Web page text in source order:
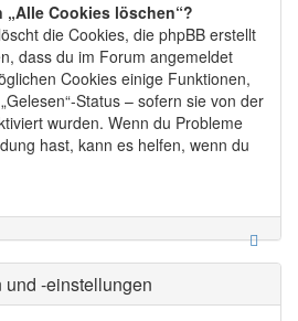
Cookies löschen“?
die Cookies, die phpBB erstellt
dass du im Forum angemeldet
Cookies einige Funktionen,
Status – sofern sie von der
wurden. Wenn du Probleme
hast, kann es helfen, wenn du
und -einstellungen